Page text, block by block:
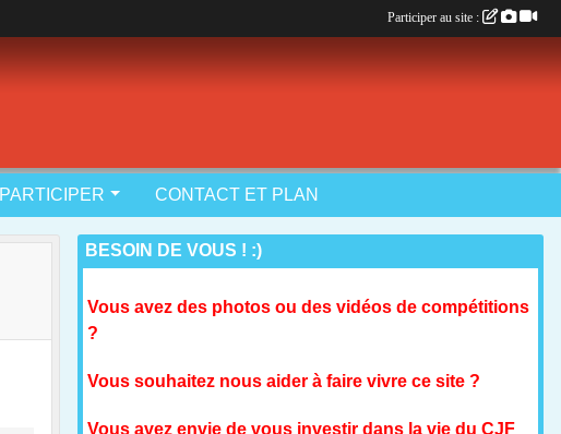
PARTICIPER CONTACT ET PLAN
BESOIN DE VOUS ! :)
Vous avez des photos ou des vidéos de compétitions
?
Vous souhaitez nous aider à faire vivre ce site ?
Vous avez envie de vous investir dans la vie du CJF
Participer au site :